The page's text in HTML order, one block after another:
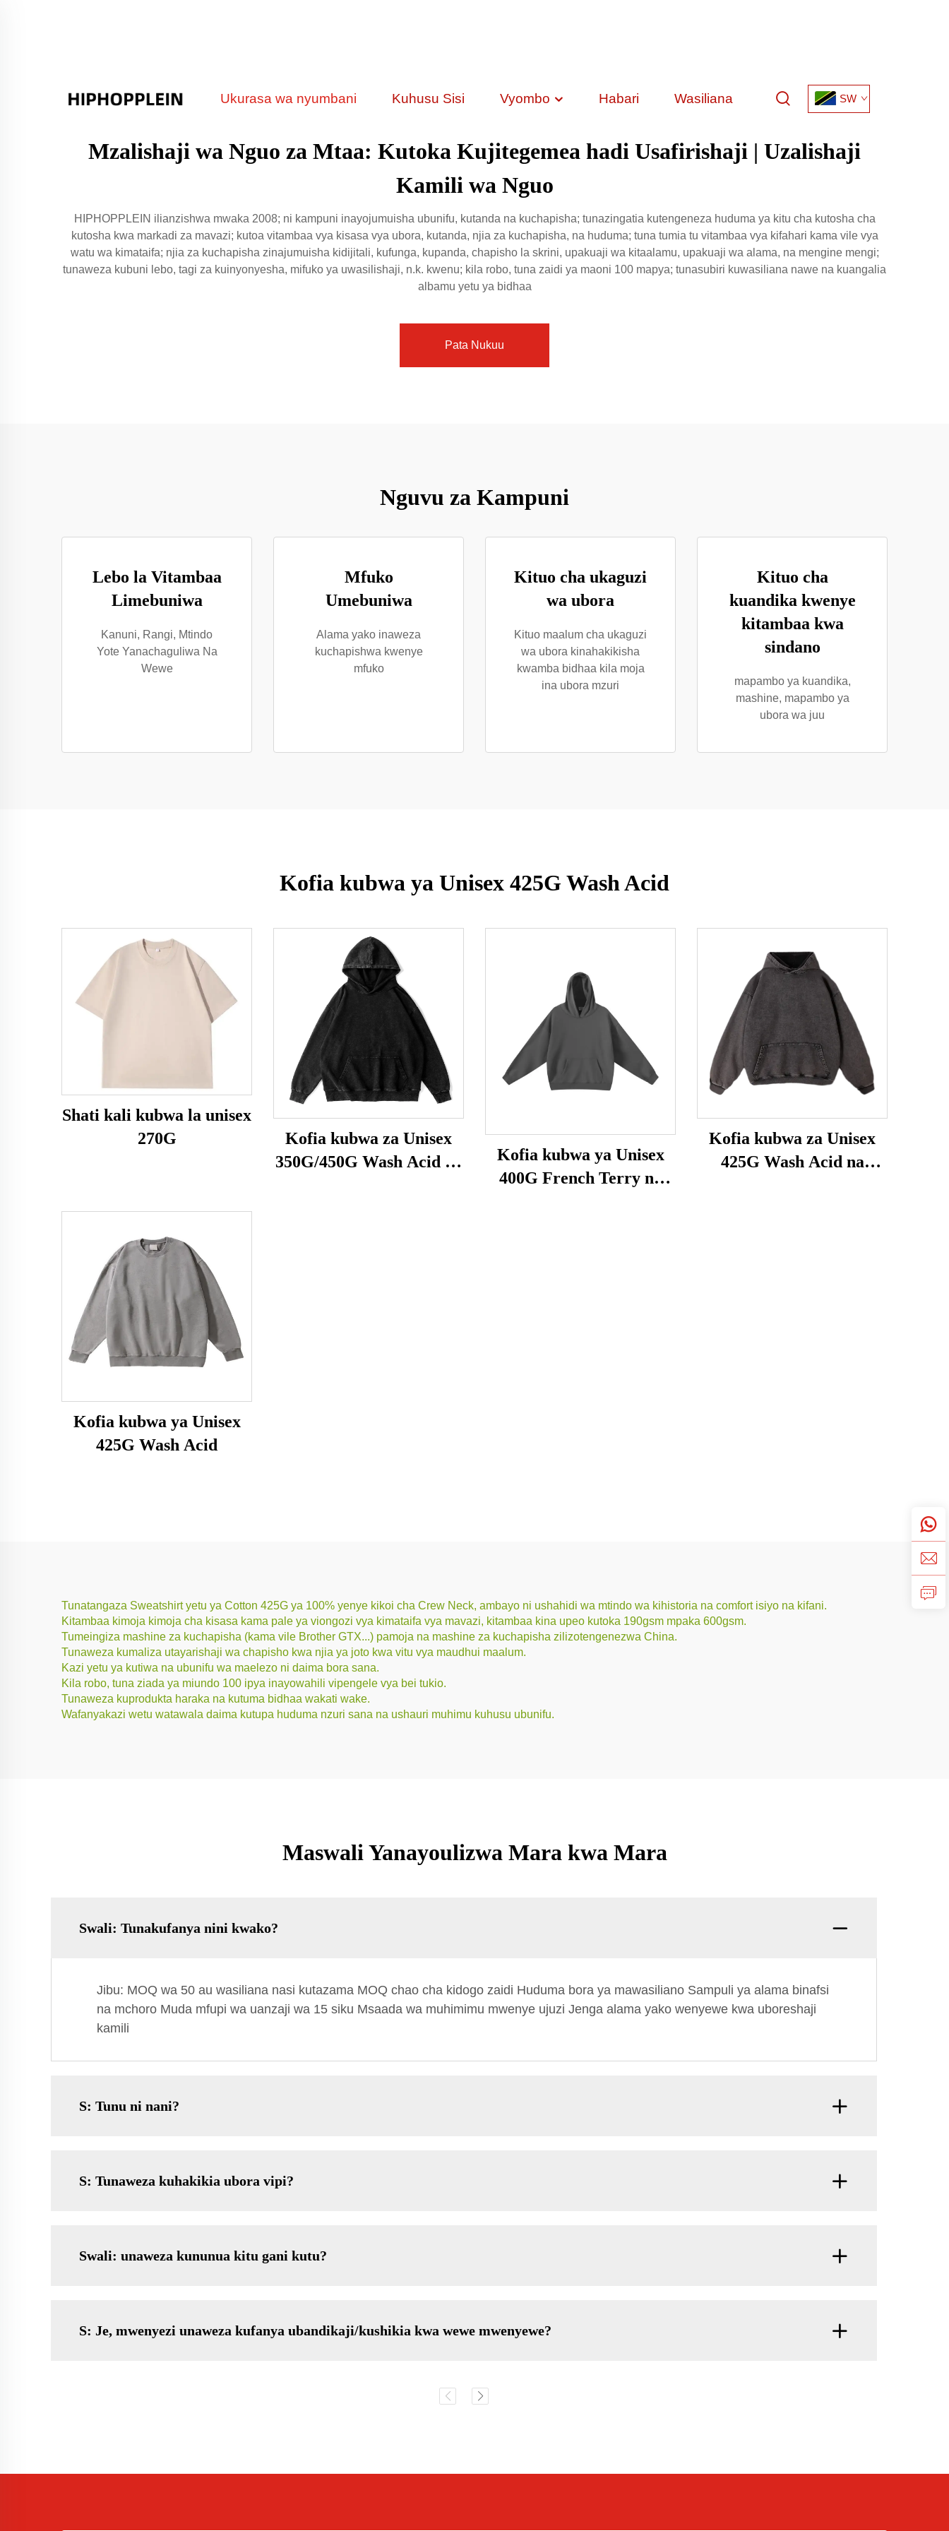
Ukurasa wa nyumbani Kuhusu Sisi Vyombo Habari Wasiliana SW
Mzalishaji wa Nguo za Mtaa: Kutoka Kujitegemea hadi Usafirishaji | Uzalishaji
Kamili wa Nguo
HIPHOPPLEIN ilianzishwa mwaka 2008; ni kampuni inayojumuisha ubunifu, kutanda na kuchapisha; tunazingatia kutengeneza huduma ya kitu cha kutosha cha
kutosha kwa markadi za mavazi; kutoa vitambaa vya kisasa vya ubora, kutanda, njia za kuchapisha, na huduma; tuna tumia tu vitambaa vya kifahari kama vile vya
watu wa kimataifa; njia za kuchapisha zinajumuisha kidijitali, kufunga, kupanda, chapisho la skrini, upakuaji wa kitaalamu, upakuaji wa alama, na mengine mengi;
tunaweza kubuni lebo, tagi za kuinyonyesha, mifuko ya uwasilishaji, n.k. kwenu; kila robo, tuna zaidi ya maoni 100 mapya; tunasubiri kuwasiliana nawe na kuangalia
albamu yetu ya bidhaa
Pata Nukuu
Nguvu za Kampuni
Lebo la Vitambaa
Limebuniwa
Kanuni, Rangi, Mtindo
Yote Yanachaguliwa Na
Wewe
Mfuko
Umebuniwa
Alama yako inaweza
kuchapishwa kwenye
mfuko
Kituo cha ukaguzi
wa ubora
Kituo maalum cha ukaguzi
wa ubora kinahakikisha
kwamba bidhaa kila moja
ina ubora mzuri
Kituo cha
kuandika kwenye
kitambaa kwa
sindano
mapambo ya kuandika,
mashine, mapambo ya
ubora wa juu
Kofia kubwa ya Unisex 425G Wash Acid
Shati kali kubwa la unisex
270G
Kofia kubwa za Unisex
350G/450G Wash Acid na
Kofia kubwa ya Unisex
400G French Terry na
Kofia kubwa za Unisex
425G Wash Acid na
Kofia kubwa ya Unisex
425G Wash Acid
Tunatangaza Sweatshirt yetu ya Cotton 425G ya 100% yenye kikoi cha Crew Neck, ambayo ni ushahidi wa mtindo wa kihistoria na comfort isiyo na kifani.
Kitambaa kimoja kimoja cha kisasa kama pale ya viongozi vya kimataifa vya mavazi, kitambaa kina upeo kutoka 190gsm mpaka 600gsm.
Tumeingiza mashine za kuchapisha (kama vile Brother GTX...) pamoja na mashine za kuchapisha zilizotengenezwa China.
Tunaweza kumaliza utayarishaji wa chapisho kwa njia ya joto kwa vitu vya maudhui maalum.
Kazi yetu ya kutiwa na ubunifu wa maelezo ni daima bora sana.
Kila robo, tuna ziada ya miundo 100 ipya inayowahili vipengele vya bei tukio.
Tunaweza kuprodukta haraka na kutuma bidhaa wakati wake.
Wafanyakazi wetu watawala daima kutupa huduma nzuri sana na ushauri muhimu kuhusu ubunifu.
Maswali Yanayoulizwa Mara kwa Mara
Swali: Tunakufanya nini kwako?
Jibu: MOQ wa 50 au wasiliana nasi kutazama MOQ chao cha kidogo zaidi Huduma bora ya mawasiliano Sampuli ya alama binafsi
na mchoro Muda mfupi wa uanzaji wa 15 siku Msaada wa muhimimu mwenye ujuzi Jenga alama yako wenyewe kwa uboreshaji
kamili
S: Tunu ni nani?
S: Tunaweza kuhakikia ubora vipi?
Swali: unaweza kununua kitu gani kutu?
S: Je, mwenyezi unaweza kufanya ubandikaji/kushikia kwa wewe mwenyewe?